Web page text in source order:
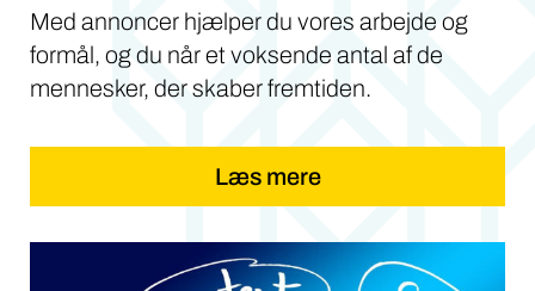
når et professionelt og dedikeret publikum.
Med annoncer hjælper du vores arbejde og
formål, og du når et voksende antal af de